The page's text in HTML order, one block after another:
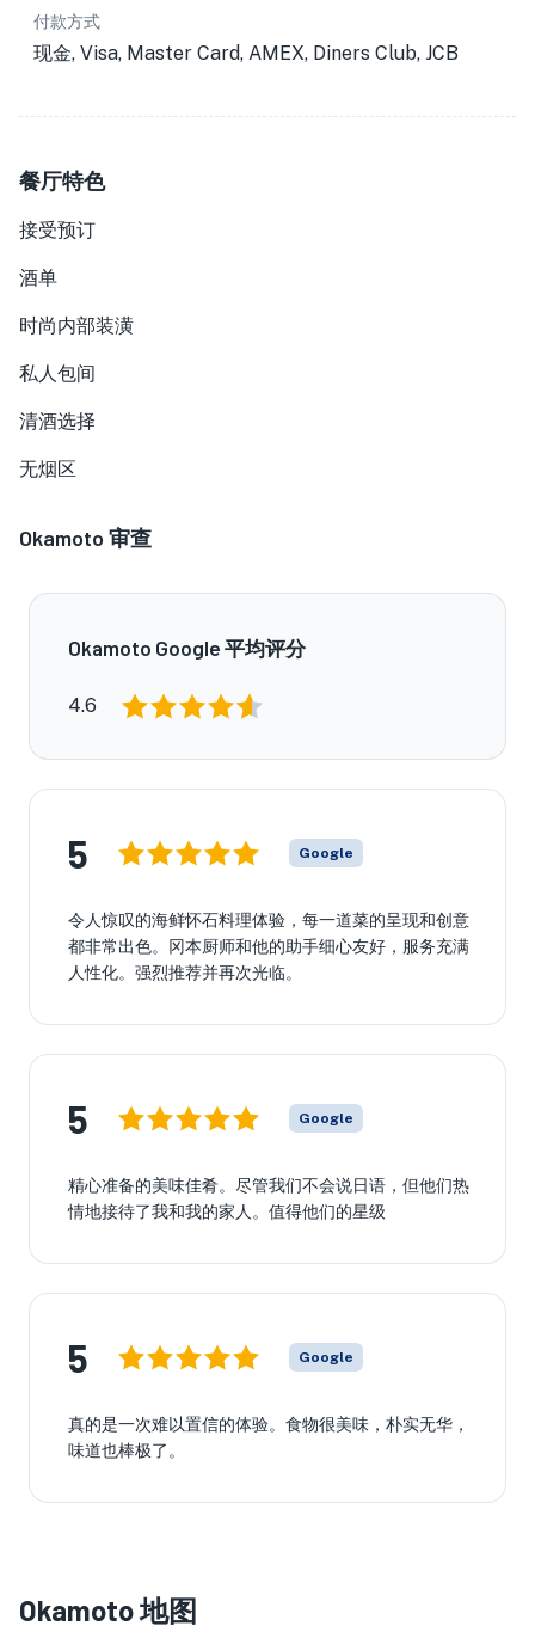
付款方式
现金, Visa, Master Card, AMEX, Diners Club, JCB
餐厅特色
接受预订
酒单
时尚内部装潢
私人包间
清酒选择
无烟区
Okamoto 审查
Okamoto Google 平均评分
4.6
5 Google
令人惊叹的海鲜怀石料理体验，每一道菜的呈现和创意
都非常出色。冈本厨师和他的助手细心友好，服务充满
人性化。强烈推荐并再次光临。
5 Google
精心准备的美味佳肴。尽管我们不会说日语，但他们热
情地接待了我和我的家人。值得他们的星级
5 Google
真的是一次难以置信的体验。食物很美味，朴实无华，
味道也棒极了。
Okamoto 地图